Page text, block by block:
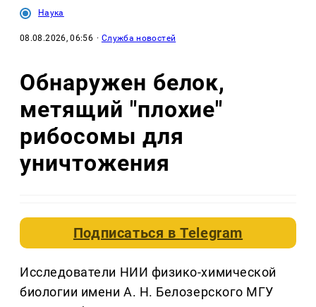
Наука
08.08.2026, 06:56 · Служба новостей
Обнаружен белок,
метящий "плохие"
рибосомы для
уничтожения
Подписаться вTelegram
Исследователи НИИ физико-химической
биологии имени А. Н. Белозерского МГУ